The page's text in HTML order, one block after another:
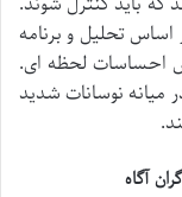
اساس تحلیل و برنامه
احساسات لحظه ای.
نوسانات شدید
آگاه